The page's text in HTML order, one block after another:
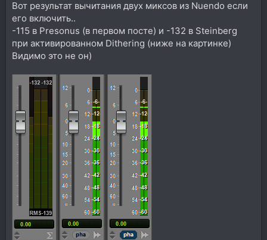
Вот результат вычитания двух миксов из Nuendo если
его включить..
-115 в Presonus (в первом посте) и -132 в Steinberg
при активированном Dithering (ниже на картинке)
Видимо это не он)